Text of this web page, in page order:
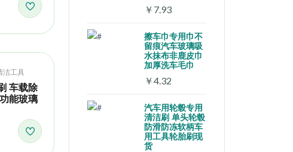
洁工具
车载除
能玻璃
￥7.93
擦车巾专用巾不
留痕汽车玻璃吸
水抹布非鹿皮巾
加厚洗车毛巾
￥4.32
汽车用轮毂专用
清洁刷 单头轮毂
防滑防冻软柄车
用工具轮胎刷现
货